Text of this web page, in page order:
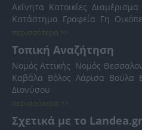
Ακίνητα Κατοικίες Διαμέρισμα
Κατάστημα Γραφεία Γη
περισσότερα >>
Τοπική Αναζήτηση
Νομός Αττικής Νομός
Καβάλα Βόλος Λάρισα Βούλα
Διονύσου
περισσότερα >>
Σχετικά με το Landea.gr